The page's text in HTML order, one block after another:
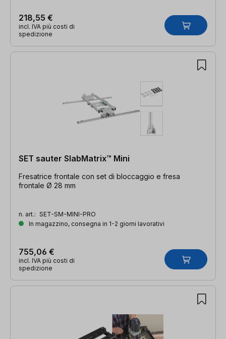
218,55 €
incl. IVA più costi di
spedizione
SET sauter SlabMatrix™ Mini
Fresatrice frontale con set di bloccaggio e fresa
frontale Ø 28 mm
n. art.: SET-SM-MINI-PRO
In magazzino, consegna in 1-2 giorni lavorativi
755,06 €
incl. IVA più costi di
spedizione